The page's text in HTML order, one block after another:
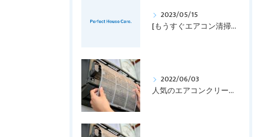
2023/05/15
[もうすぐエアコン清掃の時期！！]
2022/06/03
人気のエアコンクリーニング！！